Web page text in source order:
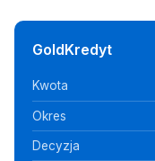
GoldKredyt
Kwota
Okres
Decyzja